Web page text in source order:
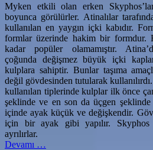
Myken etkili olan erken
boyunca görülürler. Atinalılar
kullanılan en yaygın içki kabıdır.
formlar üzerinde hakim bir formdur.
kadar popüler olamamıştır.
çoğunda değişmez büyük içki
kulplara sahiptir. Bunlar taşıma
değil gövdesinden tutularak
kullanılan tiplerinde kulplar ilk önce
şeklinde ve en son da üçgen
içinde ayak küçük ve değişkendir.
için bir ayak gibi yapılır.
ayrılırlar.
Devamı …